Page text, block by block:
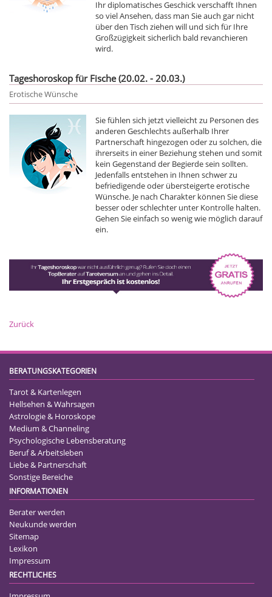
Ihr diplomatisches Geschick verschafft Ihnen
so viel Ansehen, dass man Sie auch gar nicht
über den Tisch ziehen will und sich für Ihre
Großzügigkeit sicherlich bald revanchieren
wird.
Tageshoroskop für Fische (20.02. - 20.03.)
Erotische Wünsche
Sie fühlen sich jetzt vielleicht zu Personen des
anderen Geschlechts außerhalb Ihrer
Partnerschaft hingezogen oder zu solchen, die
ihrerseits in einer Beziehung stehen und somit
kein Gegenstand der Begierde sein sollten.
Jedenfalls entstehen in Ihnen schwer zu
befriedigende oder übersteigerte erotische
Wünsche. Je nach Charakter können Sie diese
besser oder schlechter unter Kontrolle halten.
Gehen Sie einfach so wenig wie möglich darauf
ein.
Zurück
BERATUNGSKATEGORIEN
Tarot & Kartenlegen
Hellsehen & Wahrsagen
Astrologie & Horoskope
Medium & Channeling
Psychologische Lebensberatung
Beruf & Arbeitsleben
Liebe & Partnerschaft
Sonstige Bereiche
INFORMATIONEN
Berater werden
Neukunde werden
Sitemap
Lexikon
Impressum
RECHTLICHES